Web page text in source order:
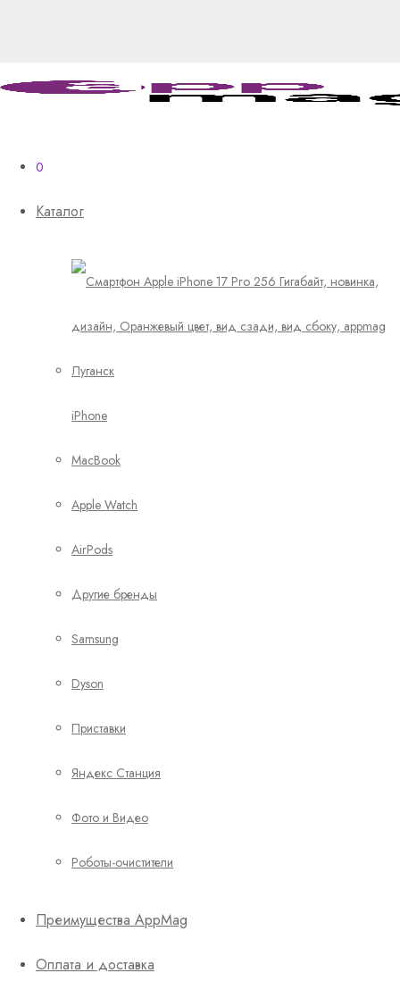
0
Каталог
iPhone
MacBook
Apple Watch
AirPods
Другие бренды
Samsung
Dyson
Приставки
Яндекс Станция
Фото и Видео
Роботы-очистители
Преимущества AppMag
Оплата и доставка